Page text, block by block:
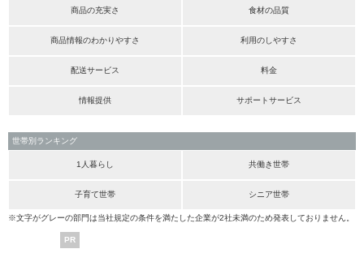
商品の充実さ 食材の品質
商品情報のわかりやすさ 利用のしやすさ
配送サービス 料金
情報提供 サポートサービス
世帯別ランキング
1人暮らし 共働き世帯
子育て世帯 シニア世帯
※文字がグレーの部門は当社規定の条件を満たした企業が2社未満のため発表しておりません。
PR